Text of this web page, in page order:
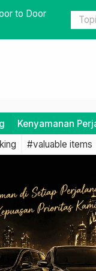
Estimasi
Kenyamanan
#valuable items